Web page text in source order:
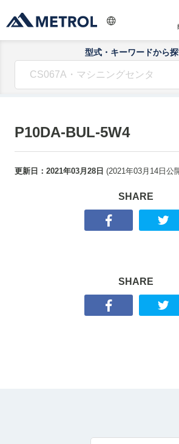
型式・キーワードから
P10DA-BUL-5W4
更新日： 2021年03月28日 (2021年03月14日 公
SHARE
SHARE